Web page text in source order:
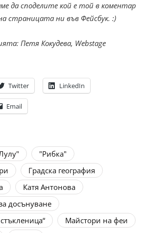
да споделите кой е той в коментар
страницата ни във Фейсбук. :)
Петя Кокудева, Webstage
Twitter LinkedIn
Email
"Рибка"
Градска география
Катя Антонова
досънуване
Майстори на феи